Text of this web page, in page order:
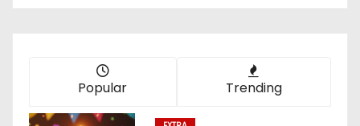
Popular Trending